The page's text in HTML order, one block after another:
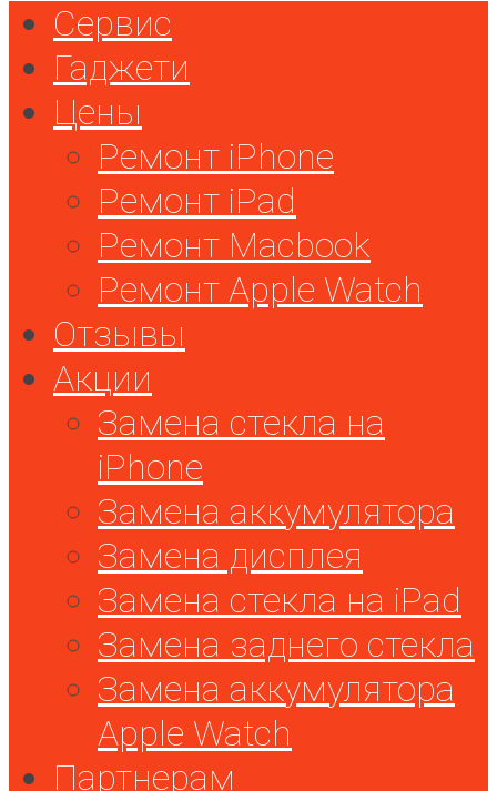
Сервис
Гаджети
Цены
Ремонт iPhone
Ремонт iPad
Ремонт Macbook
Ремонт Apple Watch
Отзывы
Акции
Замена стекла на
iPhone
Замена аккумулятора
Замена дисплея
Замена стекла на iPad
Замена заднего стекла
Замена аккумулятора
Apple Watch
Партнерам